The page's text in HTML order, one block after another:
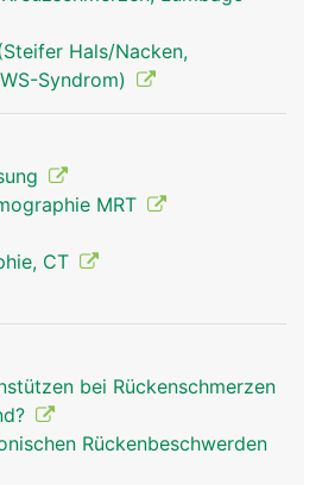
MannHals/Nacken,
Syndrom)
MRT
CT
bei Rückenschmerzen
Rückenbeschwerden